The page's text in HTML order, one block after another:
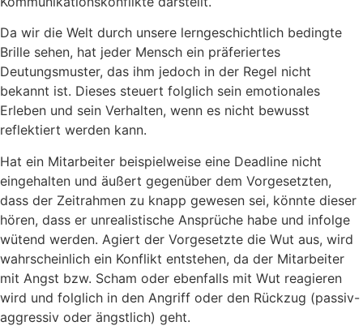
Da wir die Welt durch unsere lerngeschichtlich bedingte
Brille sehen, hat jeder Mensch ein präferiertes
Deutungsmuster, das ihm jedoch in der Regel nicht
bekannt ist. Dieses steuert folglich sein emotionales
Erleben und sein Verhalten, wenn es nicht bewusst
reflektiert werden kann.
Hat ein Mitarbeiter beispielweise eine Deadline nicht
eingehalten und äußert gegenüber dem Vorgesetzten,
dass der Zeitrahmen zu knapp gewesen sei, könnte dieser
hören, dass er unrealistische Ansprüche habe und infolge
wütend werden. Agiert der Vorgesetzte die Wut aus, wird
wahrscheinlich ein Konflikt entstehen, da der Mitarbeiter
mit Angst bzw. Scham oder ebenfalls mit Wut reagieren
wird und folglich in den Angriff oder den Rückzug (passiv-
aggressiv oder ängstlich) geht.